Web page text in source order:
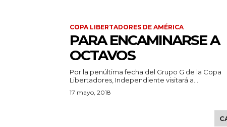
COPA LIBERTADORES DE AMÉRICA
PARA ENCAMINARSE A
OCTAVOS
Por la penúltima fecha del Grupo G de la Copa
Libertadores, Independiente visitará a...
17 mayo, 2018